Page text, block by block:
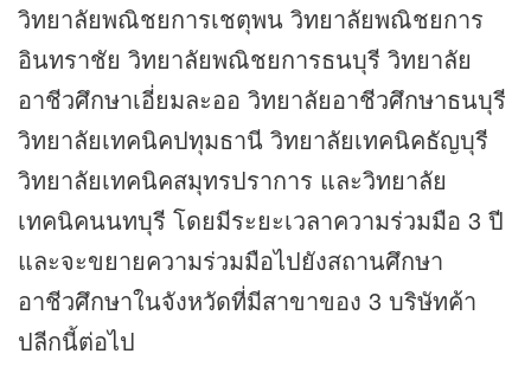
วิทยาลัยพณิชยการเชตุพน วิทยาลัยพณิชยการ
อินทราชัย วิทยาลัยพณิชยการธนบุรี วิทยาลัย
อาชีวศึกษาเอี่ยมละออ วิทยาลัยอาชีวศึกษาธนบุรี
วิทยาลัยเทคนิคปทุมธานี วิทยาลัยเทคนิคธัญบุรี
วิทยาลัยเทคนิคสมุทรปราการ และวิทยาลัย
เทคนิคนนทบุรี โดยมีระยะเวลาความร่วมมือ 3 ปี
และจะขยายความร่วมมือไปยังสถานศึกษา
อาชีวศึกษาในจังหวัดที่มีสาขาของ 3 บริษัทค้า
ปลีกนี้ต่อไป